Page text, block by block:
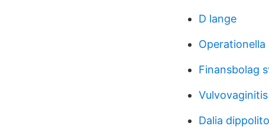
D lange
Finansbolag
Dalia